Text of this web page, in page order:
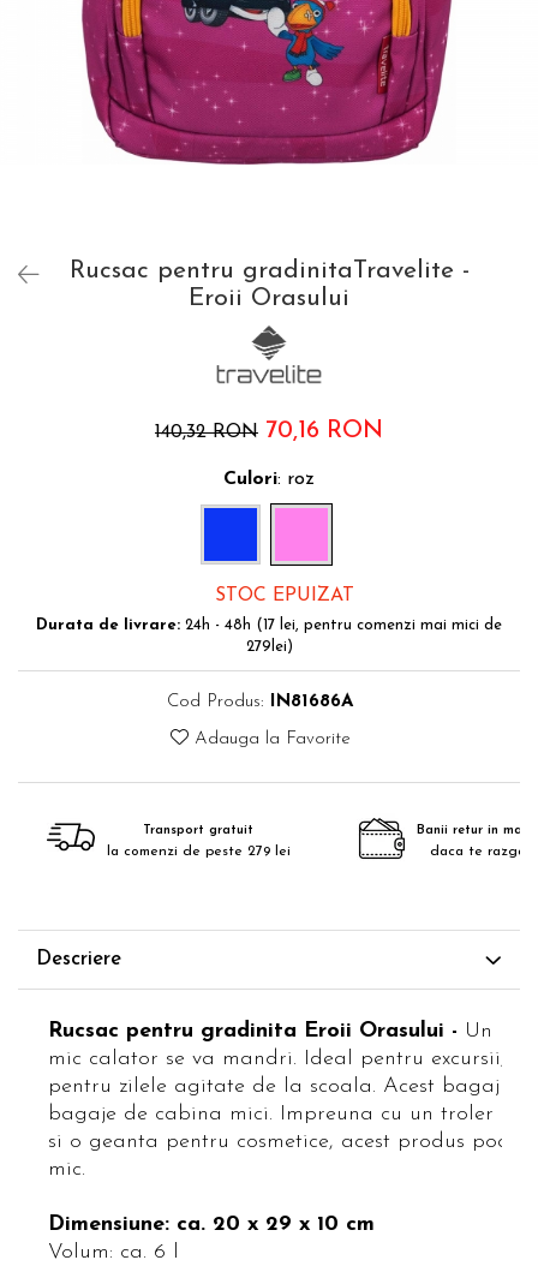
Huse troler
Business Travel
Rucsac pentru gradinitaTravelite -
Eroii Orasului
140,32 RON 70,16 RON
Culori: roz
STOC EPUIZAT
Durata de livrare: 24h - 48h (17 lei, pentru comenzi mai mici de
279lei)
Cod Produs: IN81686A
Adauga la Favorite
Transport gratuit
la comenzi de peste 279 lei
Banii retur in
daca te
Descriere
Rucsac pentru gradinita Eroii Orasului - Un
mic calator se va mandri. Ideal pentru excursii,
pentru zilele agitate de la scoala. Acest bagaj
bagaje de cabina mici. Impreuna cu un troler
si o geanta pentru cosmetice, acest produs
mic.
Dimensiune: ca. 20 x 29 x 10 cm
Volum: ca. 6 l